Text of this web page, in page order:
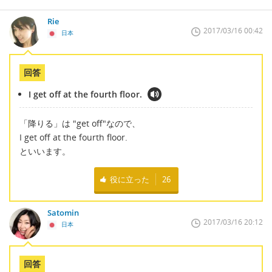
Rie
日本 2017/03/16 00:42
回答
I get off at the fourth floor.
「降りる」は "get off"なので、
I get off at the fourth floor.
といいます。
役に立った 26
Satomin
日本 2017/03/16 20:12
回答